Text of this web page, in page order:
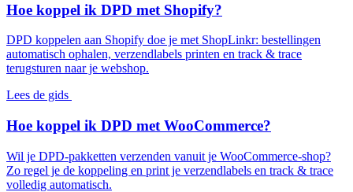
Hoe koppel ik DPD met Shopify?
DPD koppelen aan Shopify doe je met ShopLinkr: bestellingen
automatisch ophalen, verzendlabels printen en track & trace
terugsturen naar je webshop.
Lees de gids
Hoe koppel ik DPD met WooCommerce?
Wil je DPD-pakketten verzenden vanuit je WooCommerce-shop?
Zo regel je de koppeling en print je verzendlabels en track & trace
volledig automatisch.